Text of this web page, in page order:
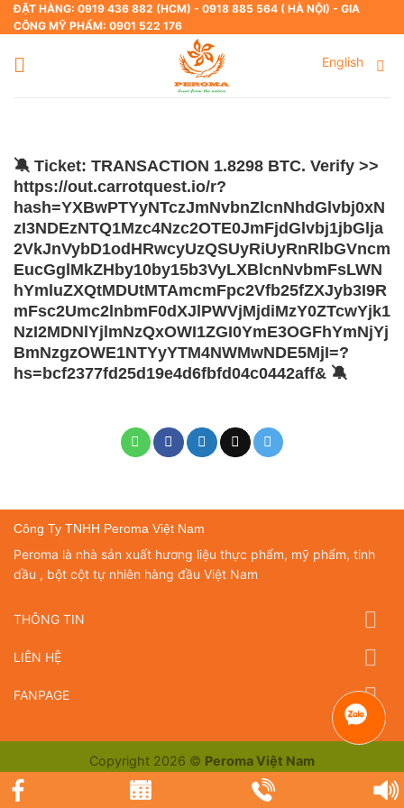
Skip
to
content
ĐẶT HÀNG: 0919 436 882 (HCM) - 0918 885 564 ( HÀ NỘI) - GIA
CÔNG MỸ PHẨM: 0901 522 176
English
🔕 Ticket: TRANSACTION 1.8298 BTC. Verify >>
https://out.carrotquest.io/r?
hash=YXBwPTYyNTczJmNvbnZlcnNhdGlvbj0xN
zI3NDEzNTQ1Mzc4Nzc2OTE0JmFjdGlvbj1jbGlja
2VkJnVybD1odHRwcyUzQSUyRiUyRnRlbGVncm
EucGglMkZHby10by15b3VyLXBlcnNvbmFsLWN
hYmluZXQtMDUtMTAmcmFpc2Vfb25fZXJyb3I9R
mFsc2Umc2lnbmF0dXJlPWVjMjdiMzY0ZTcwYjk1
NzI2MDNlYjlmNzQxOWI1ZGI0YmE3OGFhYmNjYj
BmNzgzOWE1NTYyYTM4NWMwNDE5MjI=?
hs=bcf2377fd25d19e4d6fbfd04c0442aff& 🔕
Công Ty TNHH Peroma Việt Nam
Peroma là nhà sản xuất hương liệu thực phẩm, mỹ phẩm, tinh
dầu , bột cột tự nhiên hàng đầu Việt Nam
THÔNG TIN
LIÊN HỆ
FANPAGE
Copyright 2026 © Peroma Việt Nam